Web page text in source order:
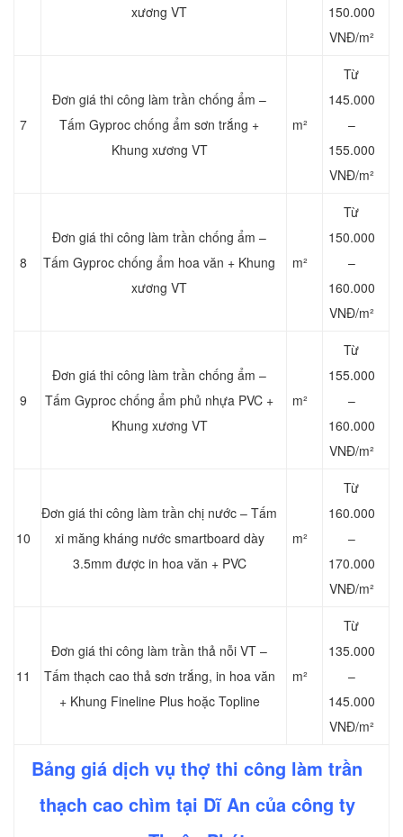
xương VT
150.000
VNĐ/m²
7
Đơn giá thi công làm trần chống ẩm –
Tấm Gyproc chống ẩm sơn trắng +
Khung xương VT
m²
Từ
145.000
–
155.000
VNĐ/m²
8
Đơn giá thi công làm trần chống ẩm –
Tấm Gyproc chống ẩm hoa văn + Khung
xương VT
m²
Từ
150.000
–
160.000
VNĐ/m²
9
Đơn giá thi công làm trần chống ẩm –
Tấm Gyproc chống ẩm phủ nhựa PVC +
Khung xương VT
m²
Từ
155.000
–
160.000
VNĐ/m²
10
Đơn giá thi công làm trần chị nước – Tấm
xi măng kháng nước smartboard dày
3.5mm được in hoa văn + PVC
m²
Từ
160.000
–
170.000
VNĐ/m²
11
Đơn giá thi công làm trần thả nỗi VT –
Tấm thạch cao thả sơn trắng, in hoa văn
+ Khung Fineline Plus hoặc Topline
m²
Từ
135.000
–
145.000
VNĐ/m²
Bảng giá dịch vụ thợ thi công làm trần
thạch cao chìm tại Dĩ An của công ty